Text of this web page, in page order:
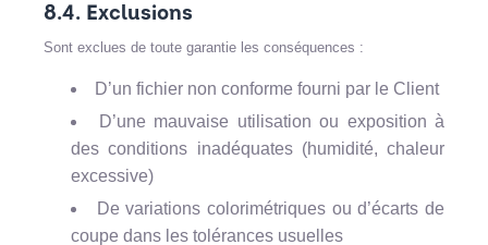
8.4. Exclusions
Sont exclues de toute garantie les conséquences :
D’un fichier non conforme fourni par le Client
D’une mauvaise utilisation ou exposition à
des conditions inadéquates (humidité, chaleur
excessive)
De variations colorimétriques ou d’écarts de
coupe dans les tolérances usuelles